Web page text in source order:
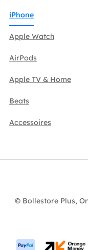
iPhone
Apple Watch
AirPods
Apple TV & Home
Beats
Accessoires
© Bollestore Plus,